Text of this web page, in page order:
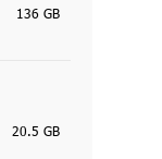
136 GB
20.5 GB